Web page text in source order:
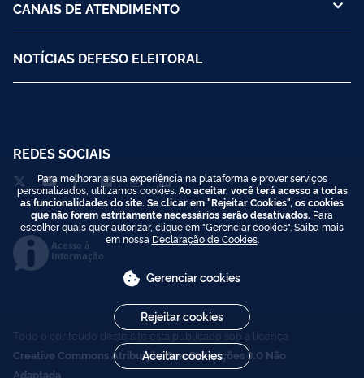
CANAIS DE ATENDIMENTO
NOTÍCIAS DEFESO ELEITORAL
REDES SOCIAIS
Acesso à
Informação
Todo o conteúdo deste site está publicado sob a licença
Creative Commons Atribuição-SemDerivações 3.0 Não
Adaptada
Para melhorar a sua experiência na plataforma e prover serviços
personalizados, utilizamos cookies. Ao aceitar, você terá acesso a todas
as funcionalidades do site. Se clicar em "Rejeitar Cookies", os cookies
que não forem estritamente necessários serão desativados. Para
escolher quais quer autorizar, clique em "Gerenciar cookies". Saiba mais
em nossa Declaração de Cookies.
Gerenciar cookies
Rejeitar cookies
Aceitar cookies